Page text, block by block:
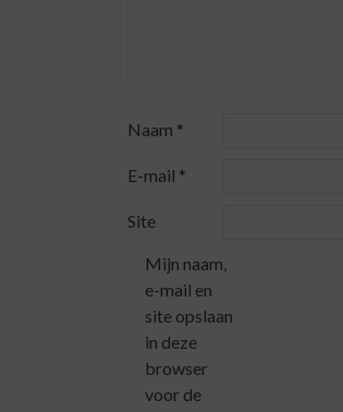
Naam *
E-mail *
Site
Mijn naam,
e-mail en
site opslaan
in deze
browser
voor de